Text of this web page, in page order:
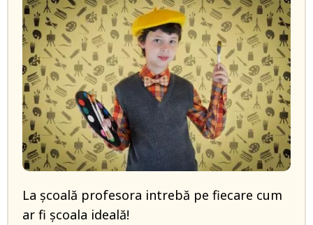
La școală profesora intrebă pe fiecare cum
ar fi școala ideală!